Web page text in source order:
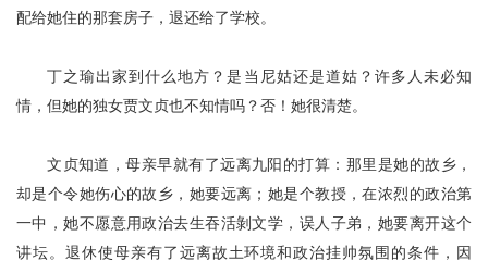
配给她住的那套房子，退还给了学校。
丁之瑜出家到什么地方？是当尼姑还是道姑？许多人未必知
情，但她的独女贾文贞也不知情吗？否！她很清楚。
文贞知道，母亲早就有了远离九阳的打算：那里是她的故乡，
却是个令她伤心的故乡，她要远离；她是个教授，在浓烈的政治第
一中，她不愿意用政治去生吞活剝文学，误人子弟，她要离开这个
讲坛。退休使母亲有了远离故土环境和政治挂帅氛围的条件，因